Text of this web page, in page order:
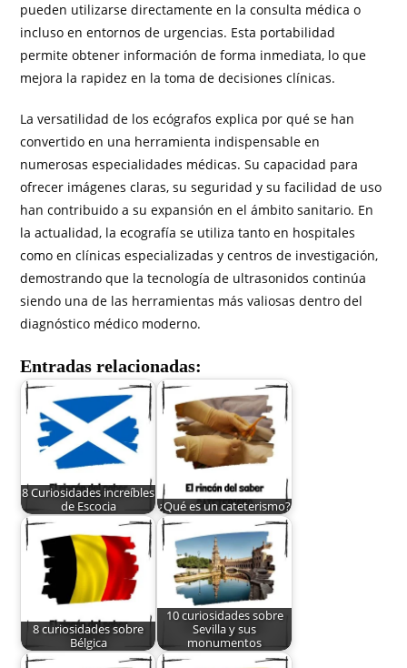
pueden utilizarse directamente en la consulta médica o
incluso en entornos de urgencias. Esta portabilidad
permite obtener información de forma inmediata, lo que
mejora la rapidez en la toma de decisiones clínicas.
La versatilidad de los ecógrafos explica por qué se han
convertido en una herramienta indispensable en
numerosas especialidades médicas. Su capacidad para
ofrecer imágenes claras, su seguridad y su facilidad de uso
han contribuido a su expansión en el ámbito sanitario. En
la actualidad, la ecografía se utiliza tanto en hospitales
como en clínicas especializadas y centros de investigación,
demostrando que la tecnología de ultrasonidos continúa
siendo una de las herramientas más valiosas dentro del
diagnóstico médico moderno.
Entradas relacionadas:
8 Curiosidades increíbles
de Escocia
¿Qué es un cateterismo?
8 curiosidades sobre
Bélgica
10 curiosidades sobre
Sevilla y sus
monumentos